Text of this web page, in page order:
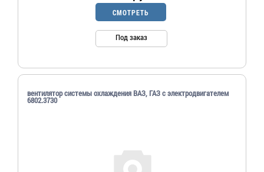
СМОТРЕТЬ
Под заказ
вентилятор системы охлаждения ВАЗ, ГАЗ с электродвигателем
6802.3730